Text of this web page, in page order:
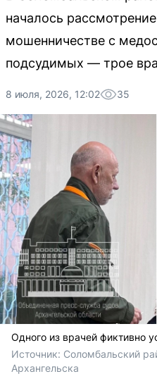
началось
мошенничестве с
подсудимых — трое
8 июля, 2026, 12:02 35
Одного из врачей фиктивно
Источник: Соломбальский
Архангельска